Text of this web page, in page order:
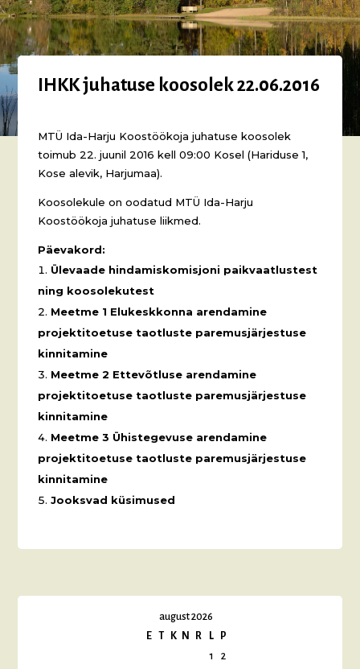
IHKK juhatuse koosolek 22.06.2016
MTÜ Ida-Harju Koostöökoja juhatuse koosolek
toimub 22. juunil 2016 kell 09:00 Kosel (Hariduse 1,
Kose alevik, Harjumaa).
Koosolekule on oodatud MTÜ Ida-Harju
Koostöökoja juhatuse liikmed.
Päevakord:
Ülevaade hindamiskomisjoni paikvaatlustest
ning koosolekutest
Meetme 1 Elukeskkonna arendamine
projektitoetuse taotluste paremusjärjestuse
kinnitamine
Meetme 2 Ettevõtluse arendamine
projektitoetuse taotluste paremusjärjestuse
kinnitamine
Meetme 3 Ühistegevuse arendamine
projektitoetuse taotluste paremusjärjestuse
kinnitamine
Jooksvad küsimused
august 2026
E
T K N R L
P
1
2